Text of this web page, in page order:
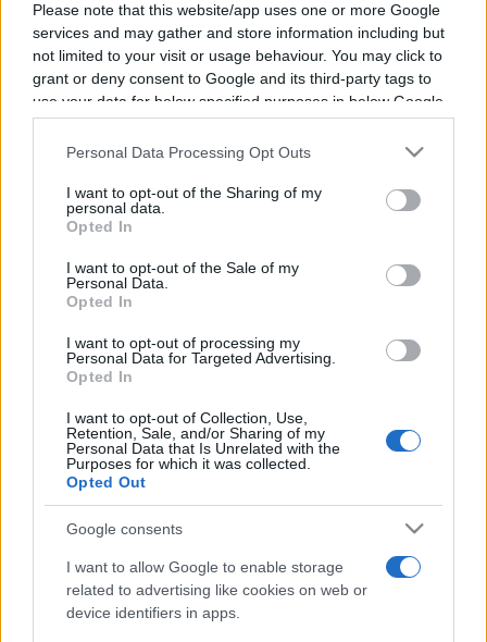
Please note that this website/app uses one or more Google
services and may gather and store information including but
not limited to your visit or usage behaviour. You may click to
grant or deny consent to Google and its third-party tags to
use your data for below specified purposes in below Google
consent section.
Personal Data Processing Opt Outs
I want to opt-out of the Sharing of my
personal data.
Opted In
I want to opt-out of the Sale of my
Personal Data.
Opted In
I want to opt-out of processing my
Personal Data for Targeted Advertising.
Opted In
I want to opt-out of Collection, Use,
Retention, Sale, and/or Sharing of my
Personal Data that Is Unrelated with the
Purposes for which it was collected.
Opted Out
Google consents
I want to allow Google to enable storage
related to advertising like cookies on web or
device identifiers in apps.
Programme TV Rugby >Top 14> Ubb Bordeaux -
Lyon Ou
Samedi 25 Janvier 2025
UBB
Bordeaux
Il existe 2 autres matchs à venir entre ces
deux équipes :